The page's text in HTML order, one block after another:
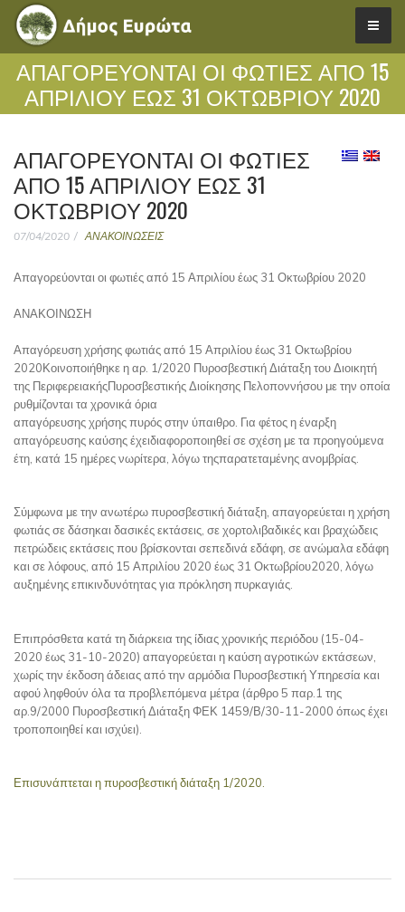
ΑΠΑΓΟΡΕΎΟΝΤΑΙ ΟΙ ΦΩΤΙΈΣ ΑΠΌ 15
ΑΠΡΙΛΊΟΥ ΈΩΣ 31 ΟΚΤΩΒΡΊΟΥ 2020
ΑΠΑΓΟΡΕΎΟΝΤΑΙ ΟΙ ΦΩΤΙΈΣ
ΑΠΌ 15 ΑΠΡΙΛΊΟΥ ΈΩΣ 31
ΟΚΤΩΒΡΊΟΥ 2020
07/04/2020 ΑΝΑΚΟΙΝΩΣΕΙΣ
Απαγορεύονται οι φωτιές από 15 Απριλίου έως 31 Οκτωβρίου 2020
ΑΝΑΚΟΙΝΩΣΗ
Απαγόρευση χρήσης φωτιάς από 15 Απριλίου έως 31 Οκτωβρίου
2020Κοινοποιήθηκε η αρ. 1/2020 Πυροσβεστική Διάταξη του Διοικητή
της ΠεριφερειακήςΠυροσβεστικής Διοίκησης Πελοποννήσου με την οποία
ρυθμίζονται τα χρονικά όρια
απαγόρευσης χρήσης πυρός στην ύπαιθρο. Για φέτος η έναρξη
απαγόρευσης καύσης έχειδιαφοροποιηθεί σε σχέση με τα προηγούμενα
έτη, κατά 15 ημέρες νωρίτερα, λόγω τηςπαρατεταμένης ανομβρίας.
Σύμφωνα με την ανωτέρω πυροσβεστική διάταξη, απαγορεύεται η χρήση
φωτιάς σε δάσηκαι δασικές εκτάσεις, σε χορτολιβαδικές και βραχώδεις
πετρώδεις εκτάσεις που βρίσκονται σεπεδινά εδάφη, σε ανώμαλα εδάφη
και σε λόφους, από 15 Απριλίου 2020 έως 31 Οκτωβρίου2020, λόγω
αυξημένης επικινδυνότητας για πρόκληση πυρκαγιάς.
Επιπρόσθετα κατά τη διάρκεια της ίδιας χρονικής περιόδου (15-04-
2020 έως 31-10-2020) απαγορεύεται η καύση αγροτικών εκτάσεων,
χωρίς την έκδοση άδειας από την αρμόδια Πυροσβεστική Υπηρεσία και
αφού ληφθούν όλα τα προβλεπόμενα μέτρα (άρθρο 5 παρ.1 της
αρ.9/2000 Πυροσβεστική Διάταξη ΦΕΚ 1459/Β/30-11-2000 όπως έχει
τροποποιηθεί και ισχύει).
Επισυνάπτεται η πυροσβεστική διάταξη 1/2020.